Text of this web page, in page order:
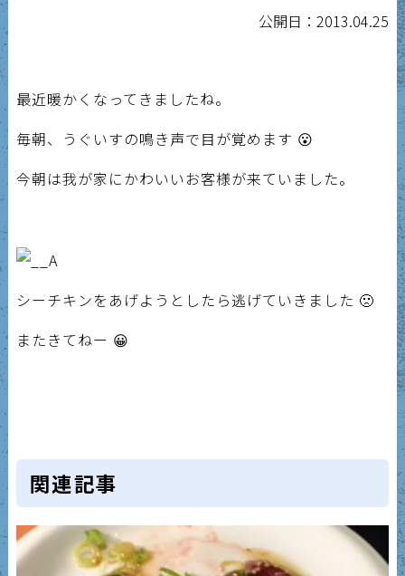
公開日：2013.04.25
最近暖かくなってきましたね。
毎朝、うぐいすの鳴き声で目が覚めます 😮
今朝は我が家にかわいいお客様が来ていました。
シーチキンをあげようとしたら逃げていきました 🙁
またきてねー 😀
関連記事